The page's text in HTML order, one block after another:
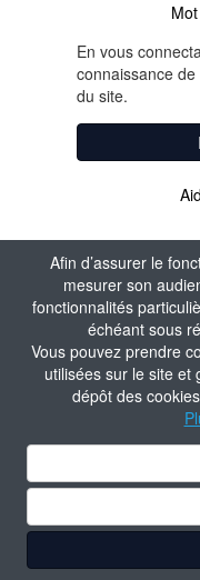
Afin d’assurer le
mesurer son
fonctionnalités
échéant sous
Vous pouvez prendre
utilisées sur le site et
dépôt des
En vous
connaissance de
du site.